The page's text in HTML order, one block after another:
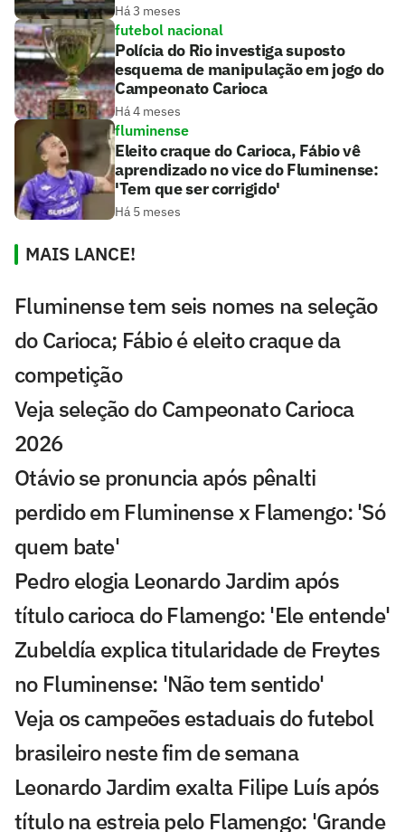
Há 3 meses
futebol nacional
Polícia do Rio investiga suposto
esquema de manipulação em jogo do
Campeonato Carioca
Há 4 meses
fluminense
Eleito craque do Carioca, Fábio vê
aprendizado no vice do Fluminense:
'Tem que ser corrigido'
Há 5 meses
MAIS LANCE!
Fluminense tem seis nomes na seleção
do Carioca; Fábio é eleito craque da
competição
Veja seleção do Campeonato Carioca
2026
Otávio se pronuncia após pênalti
perdido em Fluminense x Flamengo: 'Só
quem bate'
Pedro elogia Leonardo Jardim após
título carioca do Flamengo: 'Ele entende'
Zubeldía explica titularidade de Freytes
no Fluminense: 'Não tem sentido'
Veja os campeões estaduais do futebol
brasileiro neste fim de semana
Leonardo Jardim exalta Filipe Luís após
título na estreia pelo Flamengo: 'Grande